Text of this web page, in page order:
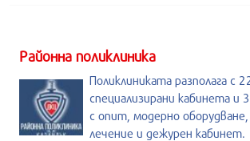
Районна поликлиника
Поликлиниката разполага с
специализирани кабинета и
с опит, модерно
лечение и дежурен кабинет.